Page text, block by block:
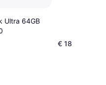
Ultra 64GB
€ 18